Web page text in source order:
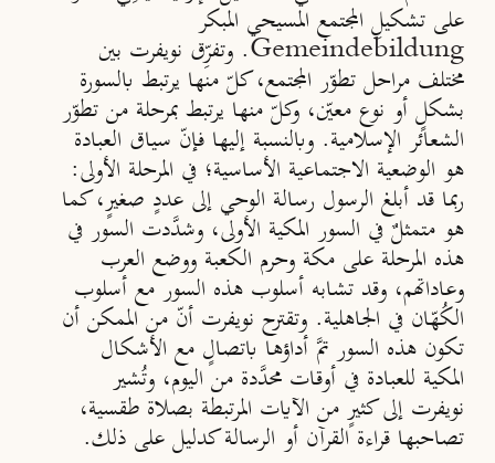
على تشكيلِ المجتمع المسيحي المبكر
Gemeindebildung. وتفرِّق نويفرت بين
مختلف مراحل تطوّر المجتمع، كلّ منها يرتبط بالسورة
بشكلٍ أو نوع معيّن، وكلّ منها يرتبط بمرحلة من تطوّر
الشعائر الإسلامية. وبالنسبة إليها فإنّ سياق العبادة
هو الوضعية الاجتماعية الأساسية؛ في المرحلة الأولى:
ربما قد أبلغ الرسول رسالة الوحي إلى عددٍ صغيرٍ، كما
هو متمثلٌ في السور المكية الأولى، وشدَّدت السور في
هذه المرحلة على مكة وحرم الكعبة ووضع العرب
وعاداتهم، وقد تشابه أسلوب هذه السور مع أسلوب
الكُهّان في الجاهلية. وتقترح نويفرت أنّ من الممكن أن
تكون هذه السور تمَّ أداؤها باتصالٍ مع الأشكال
المكية للعبادة في أوقات محدَّدة من اليوم، وتُشير
نويفرت إلى كثيرٍ من الآيات المرتبطة بصلاة طقسية،
تصاحبها قراءة القرآن أو الرسالة كدليل على ذلك.